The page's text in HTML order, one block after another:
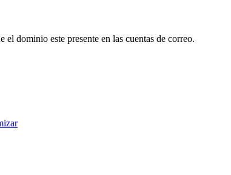
dominio este presente en las cuentas de correo.